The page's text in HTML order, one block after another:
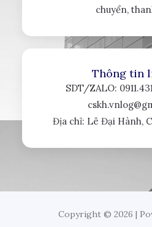
chuyển,
Thông tin
SDT/ZALO:
Địa chỉ: Lê Đại Hành,
Copyright © 2026 |